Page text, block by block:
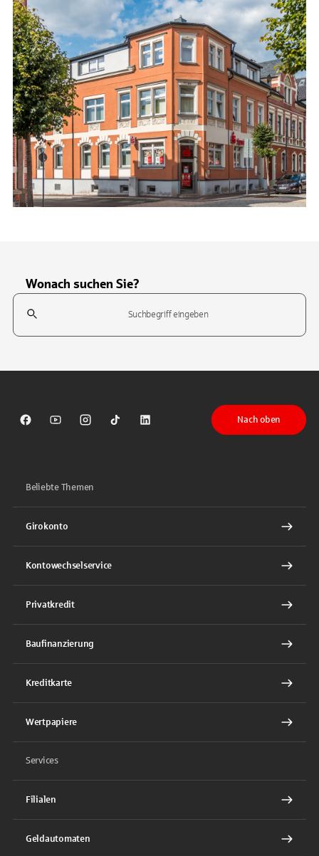
Wonach suchen Sie?
Suchfeld
Sparkasse auf Facebook
Sparkasse auf Youtube
Sparkasse auf Instagram
Sparkasse auf TikTok
Sparkasse auf LinkedIn
Nach oben
Beliebte Themen
Girokonto
Kontowechselservice
Privatkredit
Baufinanzierung
Kreditkarte
Wertpapiere
Services
Filialen
Geldautomaten